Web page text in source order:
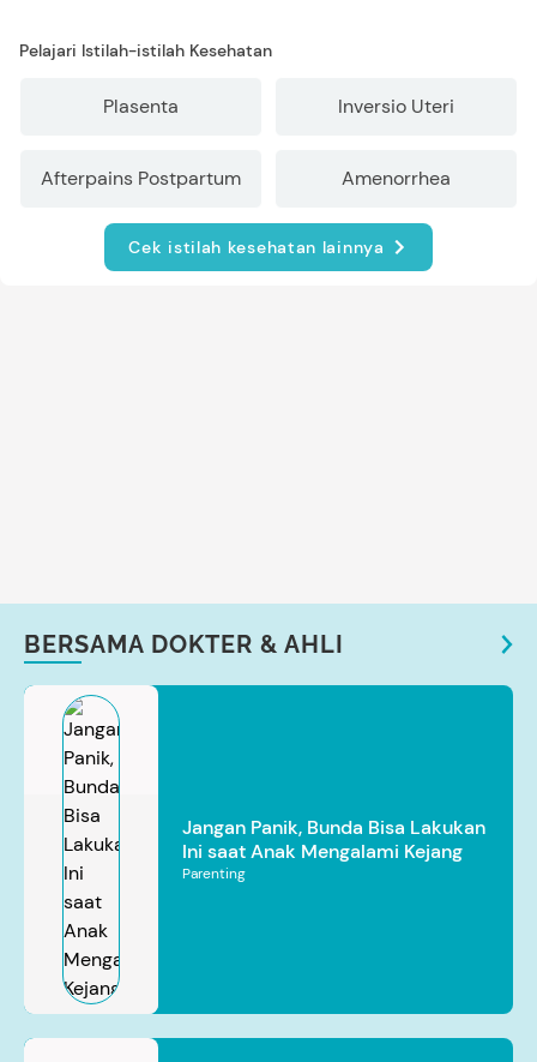
Pelajari Istilah-istilah Kesehatan
Plasenta Inversio Uteri
Afterpains Postpartum Amenorrhea
Cek istilah kesehatan lainnya
BERSAMA DOKTER & AHLI
Jangan Panik, Bunda Bisa Lakukan
Ini saat Anak Mengalami Kejang
Parenting